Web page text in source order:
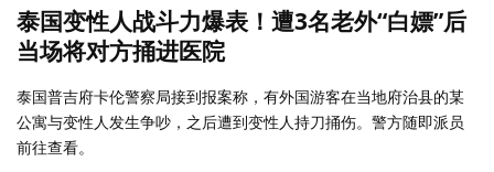
泰国变性人战斗力爆表！遭3名老外“白嫖”后
当场将对方捅进医院
泰国普吉府卡伦警察局接到报案称，有外国游客在当地府治县的某
公寓与变性人发生争吵，之后遭到变性人持刀捅伤。警方随即派员
前往查看。